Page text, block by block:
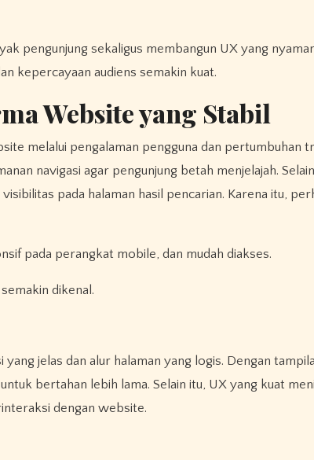
kepercayaan audiens semakin kuat.
Website yang Stabil
navigasi agar pengunjung betah menjelajah.
pada halaman hasil pencarian. Karena itu,
pada perangkat mobile, dan mudah diakses.
dikenal.
jelas dan alur halaman yang logis. Dengan
bertahan lebih lama. Selain itu, UX yang kuat
dengan website.